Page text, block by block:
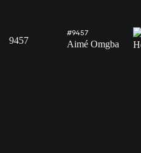
9457
#9457
Aimé Omgba